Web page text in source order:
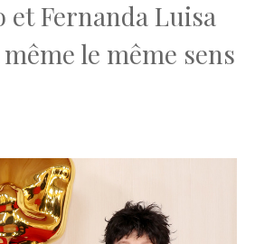
et Fernanda Luisa
le même sens